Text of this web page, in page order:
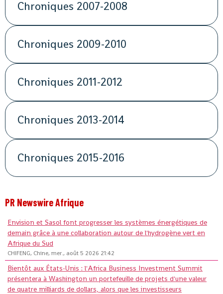
Chroniques 2007-2008
Chroniques 2009-2010
Chroniques 2011-2012
Chroniques 2013-2014
Chroniques 2015-2016
PR Newswire Afrique
Envision et Sasol font progresser les systèmes énergétiques de
demain grâce à une collaboration autour de l'hydrogène vert en
Afrique du Sud
CHIFENG, Chine, mer., août 5 2026 21:42
Bientôt aux États-Unis : l'Africa Business Investment Summit
présentera à Washington un portefeuille de projets d'une valeur
de quatre milliards de dollars, alors que les investisseurs